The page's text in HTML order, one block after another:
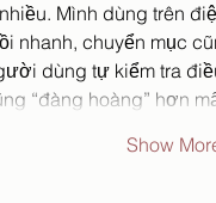
Mình dùng trên
nhanh, chuyển mục
dùng tự kiểm tra
“đàng hoàng” hơn
Show